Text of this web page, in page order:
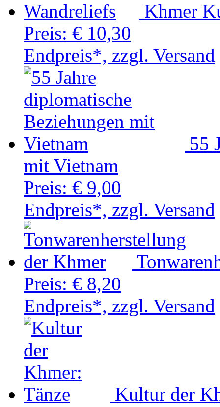
Khmer
Preis: € 10,30
Endpreis*, zzgl. Versand
55
mit Vietnam
Preis: € 9,00
Endpreis*, zzgl. Versand
Preis: € 8,20
Endpreis*, zzgl. Versand
Kultur der